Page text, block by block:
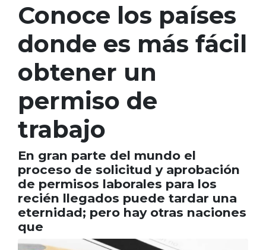
Conoce los países
donde es más fácil
obtener un
permiso de
trabajo
En gran parte del mundo el
proceso de solicitud y aprobación
de permisos laborales para los
recién llegados puede tardar una
eternidad; pero hay otras naciones
que